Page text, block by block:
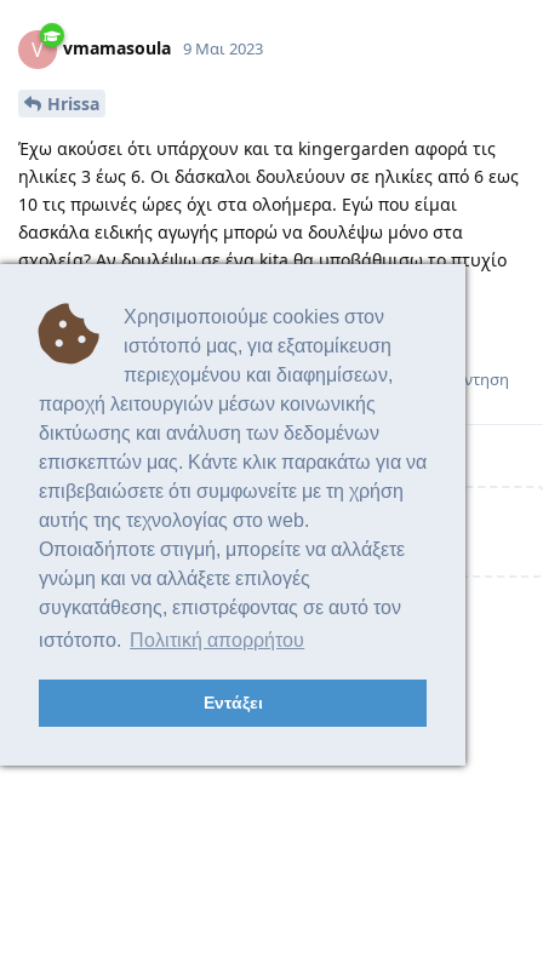
Χρησιμοποιούμε cookies στον
ιστότοπό μας, για εξατομίκευση
περιεχομένου και διαφημίσεων,
παροχή λειτουργιών μέσων κοινωνικής
δικτύωσης και ανάλυση των δεδομένων
επισκεπτών μας. Κάντε κλικ παρακάτω για να
επιβεβαιώσετε ότι συμφωνείτε με τη χρήση
αυτής της τεχνολογίας στο web.
Οποιαδήποτε στιγμή, μπορείτε να αλλάξετε
γνώμη και να αλλάξετε επιλογές
συγκατάθεσης, επιστρέφοντας σε αυτό τον
ιστότοπο.
Πολιτική απορρήτου
Εντάξει
V vmamasoula 9 Μαι 2023
Hrissa
Έχω ακούσει ότι υπάρχουν και τα kingergarden αφορά τις
ηλικίες 3 έως 6. Οι δάσκαλοι δουλεύουν σε ηλικίες από 6 εως
10 τις πρωινές ώρες όχι στα ολοήμερα. Εγώ που είμαι
δασκάλα ειδικής αγωγής μπορώ να δουλέψω μόνο στα
σχολεία? Αν δουλέψω σε ένα kita θα υποβάθμισω το πτυχίο
Σας ευχαριστώ!
Απάντηση
Γράψτε μία απάντηση...